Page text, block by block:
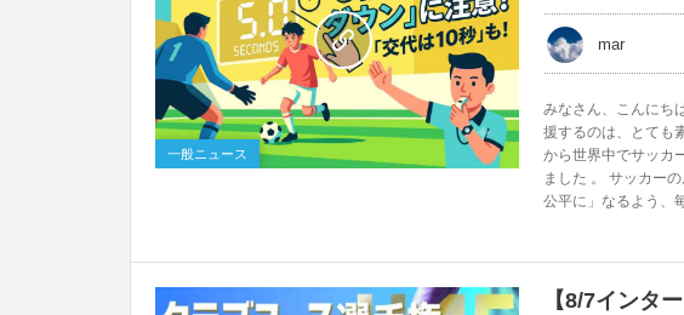
一般ニュース
0
mar
みなさん、こんにち
援するのは、とても
から世界中でサッカ
ました 。 サッカー
公平に」なるよう、
【8/7インタ